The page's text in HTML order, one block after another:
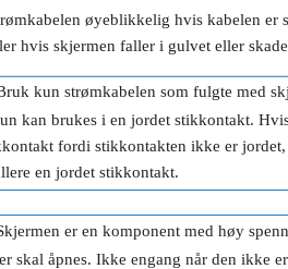
øyeblikkelig hvis kabelen er
hvis skjermen faller i gulvet eller
kun strømkabelen som fulgte med
kan brukes i en jordet stikkontakt.
fordi stikkontakten ikke er
en jordet stikkontakt.
er en komponent med høy
skal åpnes. Ikke engang når den ikke